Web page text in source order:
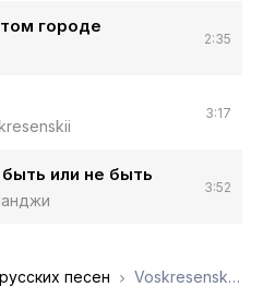
городе
2:35
3:17
или не быть
3:52
песен Voskresenskii, Платина - Быть богатым